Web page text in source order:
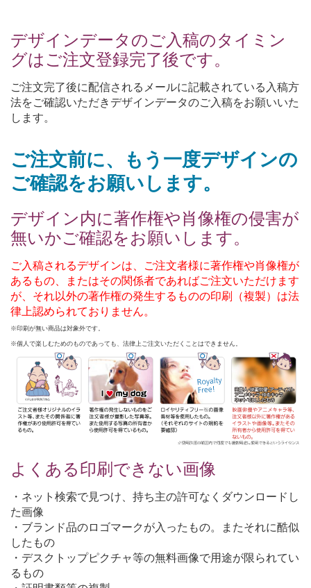
デザインデータのご入稿のタイミン
グはご注文登録完了後です。
ご注文完了後に配信されるメールに記載されている入稿方
法をご確認いただきデザインデータのご入稿をお願いいた
します。
ご注文前に、もう一度デザインの
ご確認をお願いします。
デザイン内に著作権や肖像権の侵害が
無いかご確認をお願いします。
ご入稿されるデザインは、ご注文者様に著作権や肖像権が
あるもの、またはその関係者であればご注文いただけます
が、それ以外の著作権の発生するものの印刷（複製）は法
律上認められておりません。
※印刷が無い商品は対象外です。
※個人で楽しむためのものであっても、法律上ご注文いただくことはできません。
よくある印刷できない画像
・ネット検索で見つけ、持ち主の許可なくダウンロードし
た画像
・ブランド品のロゴマークが入ったもの。またそれに酷似
したもの
・デスクトップピクチャ等の無料画像で用途が限られてい
るもの